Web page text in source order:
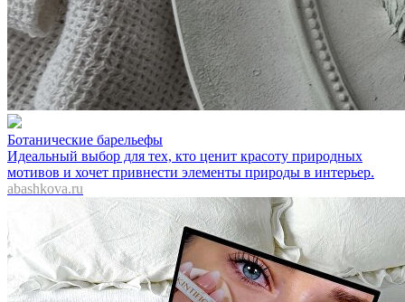
Ботанические барельефы
Идеальный выбор для тех, кто ценит красоту природных
мотивов и хочет привнести элементы природы в интерьер.
abashkova.ru